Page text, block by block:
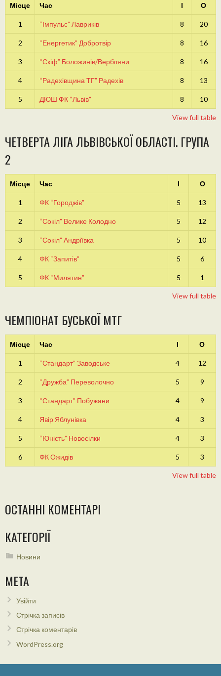
Місце Час І О
1 “Імпульс” Лавриків 8 20
2 “Енергетик” Добротвір 8 16
3 “Скіф” Боложинів/Вербляни 8 16
4 “Радехівщина ТГ” Радехів 8 13
5 ДЮШ ФК “Львів” 8 10
View full table
ЧЕТВЕРТА ЛІГА ЛЬВІВСЬКОЇ ОБЛАСТІ. ГРУПА
2
Місце Час І О
1 ФК “Городжів” 5 13
2 “Сокіл” Велике Колодно 5 12
3 “Сокіл” Андріївка 5 10
4 ФК “Запитів” 5 6
5 ФК “Милятин” 5 1
View full table
ЧЕМПІОНАТ БУСЬКОЇ МТГ
Місце Час І О
1 “Стандарт” Заводське 4 12
2 “Дружба” Переволочно 5 9
3 “Стандарт” Побужани 4 9
4 Явір Яблунівка 4 3
5 “Юність” Новосілки 4 3
6 ФК Ожидів 5 3
View full table
ОСТАННІ КОМЕНТАРІ
КАТЕГОРІЇ
Новини
МЕТА
Увійти
Стрічка записів
Стрічка коментарів
WordPress.org